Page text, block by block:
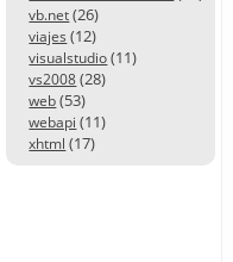
vb.net (26)
viajes (12)
visualstudio (11)
vs2008 (28)
web (53)
webapi (11)
xhtml (17)